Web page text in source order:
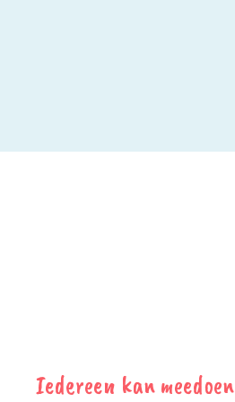
Iedereen kan meedoen